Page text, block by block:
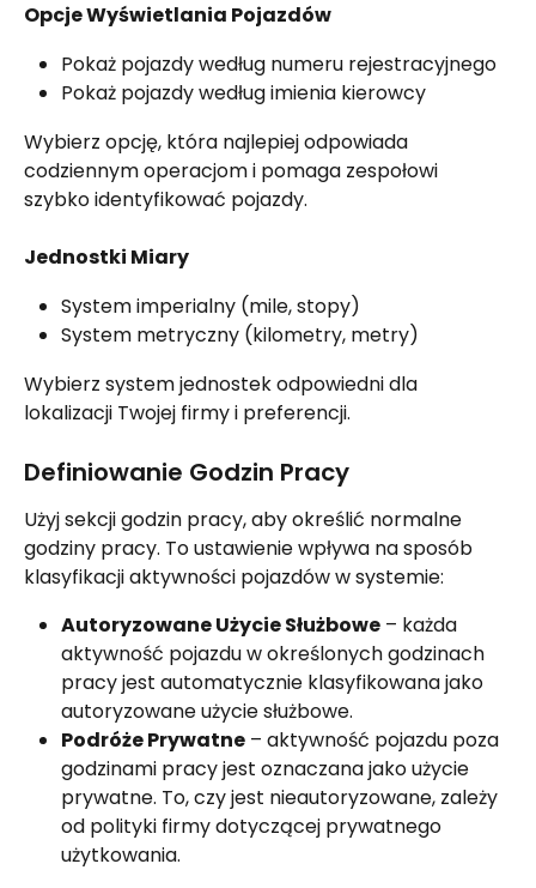
Opcje Wyświetlania Pojazdów
Pokaż pojazdy według numeru rejestracyjnego
Pokaż pojazdy według imienia kierowcy
Wybierz opcję, która najlepiej odpowiada
codziennym operacjom i pomaga zespołowi
szybko identyfikować pojazdy.
Jednostki Miary
System imperialny (mile, stopy)
System metryczny (kilometry, metry)
Wybierz system jednostek odpowiedni dla
lokalizacji Twojej firmy i preferencji.
Definiowanie Godzin Pracy
Użyj sekcji godzin pracy, aby określić normalne
godziny pracy. To ustawienie wpływa na sposób
klasyfikacji aktywności pojazdów w systemie:
Autoryzowane Użycie Służbowe – każda
aktywność pojazdu w określonych godzinach
pracy jest automatycznie klasyfikowana jako
autoryzowane użycie służbowe.
Podróże Prywatne – aktywność pojazdu poza
godzinami pracy jest oznaczana jako użycie
prywatne. To, czy jest nieautoryzowane, zależy
od polityki firmy dotyczącej prywatnego
użytkowania.